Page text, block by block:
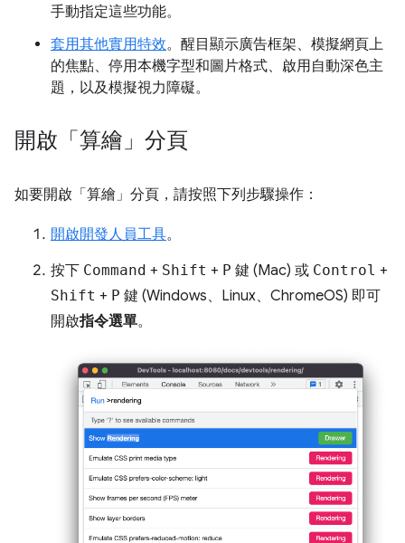
手動指定這些功能。
套用其他實用特效。醒目顯示廣告框架、模擬網頁上
的焦點、停用本機字型和圖片格式、啟用自動深色主
題，以及模擬視力障礙。
開啟「算繪」分頁
如要開啟「算繪」 分頁，請按照下列步驟操作：
開啟開發人員工具。
按下 Command + Shift + P 鍵 (Mac) 或 Control +
Shift + P 鍵 (Windows、Linux、ChromeOS) 即可
開啟指令選單。